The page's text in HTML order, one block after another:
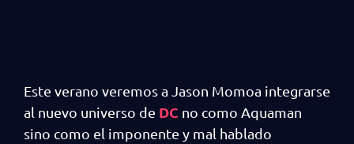
Este verano veremos a Jason Momoa integrarse
al nuevo universo de DC no como Aquaman
sino como el imponente y mal hablado